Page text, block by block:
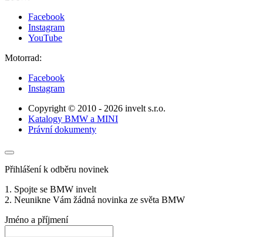
Facebook
Instagram
YouTube
Motorrad:
Facebook
Instagram
Copyright © 2010 - 2026 invelt s.r.o.
Katalogy BMW a MINI
Právní dokumenty
Přihlášení k odběru novinek
1. Spojte se BMW invelt
2. Neunikne Vám žádná novinka ze světa BMW
Jméno a příjmení